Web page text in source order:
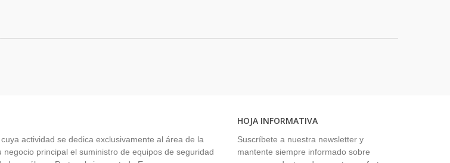
actividad se dedica exclusivamente al área de la
principal el suministro de equipos de seguridad
HOJA INFORMATIVA
Suscríbete a nuestra newsletter y
mantente siempre informado sobre